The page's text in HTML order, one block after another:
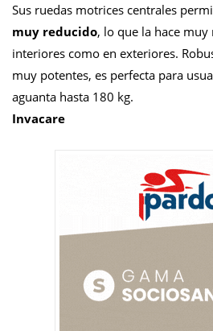
Sus ruedas motrices centrales
muy reducido, lo que la hace
interiores como en exteriores.
muy potentes, es perfecta para
aguanta hasta 180 kg.
Invacare